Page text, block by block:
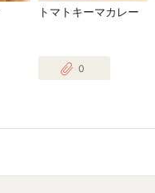
トマトキーマカレー
0